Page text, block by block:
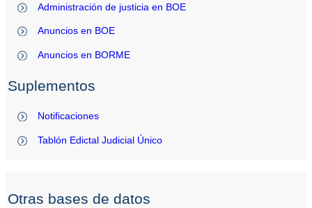
Administración de justicia en BOE
Anuncios en BOE
Anuncios en BORME
Suplementos
Notificaciones
Tablón Edictal Judicial Único
Otras bases de datos